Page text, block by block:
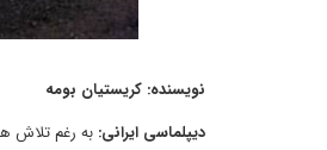
نویسنده: کریستیان بومه
دیپلماسی ایرانی: به رغم تلاش